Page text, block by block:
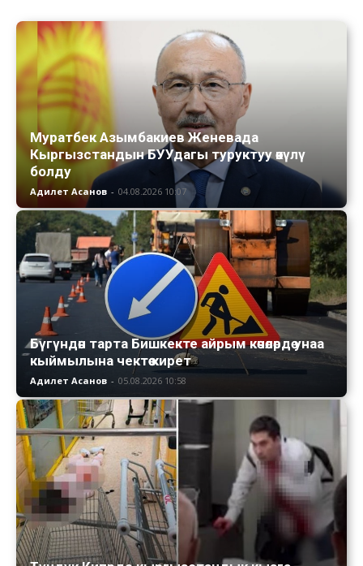
Муратбек Азымбакиев Женевада
Кыргызстандын БУУдагы туруктуу өкүлү
болду
Адилет Асанов - 04.08.2026 10:07
Бүгүндөн тарта Бишкекте айрым көчөлөрдө унаа
кыймылына чектөө кирет
Адилет Асанов - 05.08.2026 10:58